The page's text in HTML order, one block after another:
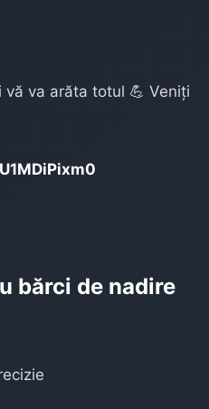
vă va arăta totul 💪 Veniți
bărci de nadire